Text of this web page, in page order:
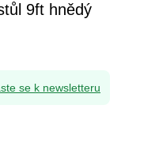
9ft hnědý
se k newsletteru